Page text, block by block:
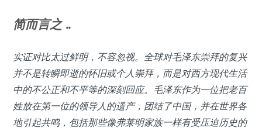
简而言之 ..
实证对比太过鲜明，不容忽视。全球对毛泽东崇拜的复兴
并不是转瞬即逝的怀旧或个人崇拜，而是对西方现代生活
中的不公正和不平等的深刻回应。毛泽东作为一位把老百
姓放在第一位的领导人的遗产，团结了中国，并在世界各
地引起共鸣，包括那些像弗莱明家族一样有受压迫历史的